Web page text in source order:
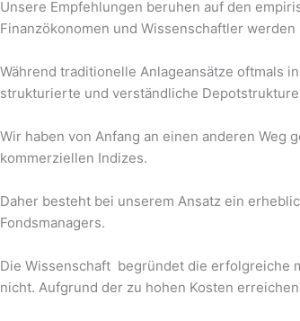
Unsere Empfehlungen beruhen auf den
Finanzökonomen und Wissenschaftler
Während traditionelle Anlageansätze oftmals
strukturierte und verständliche
Wir haben von Anfang an einen anderen
kommerziellen Indizes.
Daher besteht bei unserem Ansatz ein
Fondsmanagers.
Die Wissenschaft begründet die erfolgreiche
nicht. Aufgrund der zu hohen Kosten